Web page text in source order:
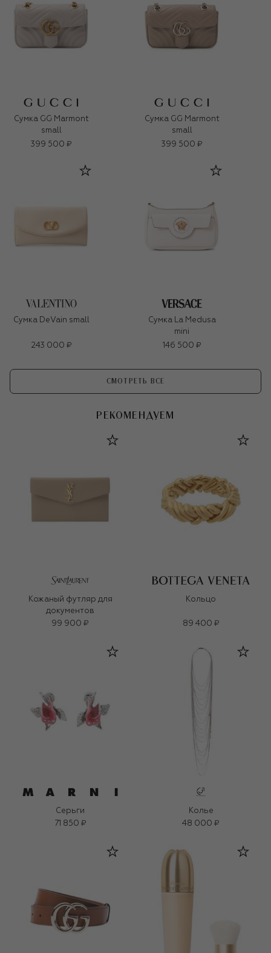
Сумка GG Marmont
small
399 500 ₽
Сумка GG Marmont
small
399 500 ₽
Сумка DeVain small
243 000 ₽
Сумка La Medusa
mini
146 500 ₽
СМОТРЕТЬ ВСЕ
РЕКОМЕНДУЕМ
Кожаный футляр для
документов
99 900 ₽
Кольцо
89 400 ₽
Серьги
71 850 ₽
Колье
48 000 ₽